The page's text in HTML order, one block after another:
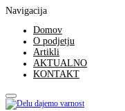
Navigacija
Domov
O podjetju
Artikli
AKTUALNO
KONTAKT